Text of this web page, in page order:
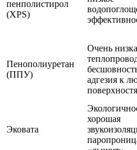
пенполистирол
(XPS)
Пенополиуретан
(ППУ)
Очень
адгезия к
Эковата
хорошая